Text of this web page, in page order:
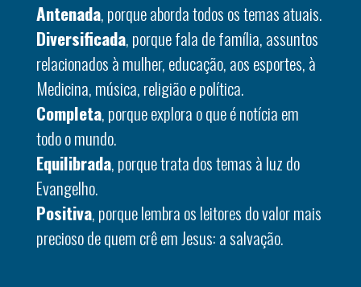
Antenada, porque aborda todos os temas atuais.
Diversificada, porque fala de família, assuntos
relacionados à mulher, educação, aos esportes, à
Medicina, música, religião e política.
Completa, porque explora o que é notícia em
todo o mundo.
Equilibrada, porque trata dos temas à luz do
Evangelho.
Positiva, porque lembra os leitores do valor mais
precioso de quem crê em Jesus: a salvação.